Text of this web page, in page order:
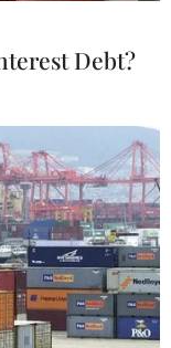
Debt?